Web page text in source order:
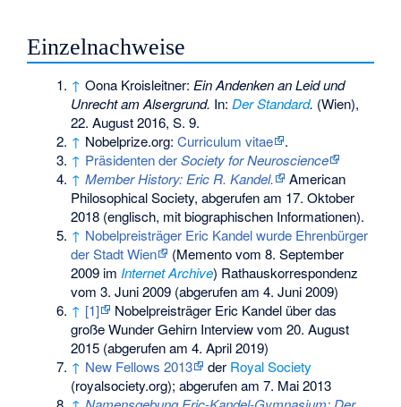
Einzelnachweise
↑ Oona Kroisleitner: Ein Andenken an Leid und
Unrecht am Alsergrund. In:Der Standard. (Wien),
22. August 2016, S. 9.
↑ Nobelprize.org:Curriculum vitae
.
↑ Präsidenten derSociety for Neuroscience
↑ Member History: Eric R. Kandel.
American
Philosophical Society, abgerufen am 17. Oktober
2018 (englisch, mit biographischen Informationen).
↑ Nobelpreisträger Eric Kandel wurde Ehrenbürger
der Stadt Wien
(Mementovom 8. September
2009 im Internet Archive) Rathauskorrespondenz
vom 3. Juni 2009 (abgerufen am 4. Juni 2009)
↑ [1]
Nobelpreisträger Eric Kandel über das
große Wunder Gehirn Interview vom 20. August
2015 (abgerufen am 4. April 2019)
↑ New Fellows 2013 der Royal Society
(royalsociety.org); abgerufen am 7. Mai 2013